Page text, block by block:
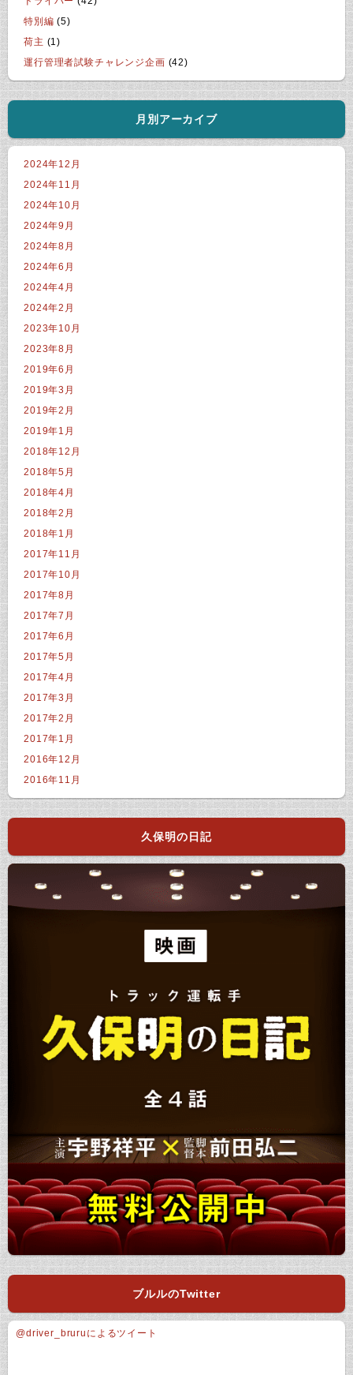
特別編 (5)
荷主 (1)
運行管理者試験チャレンジ企画 (42)
月別アーカイブ
2024年12月
2024年11月
2024年10月
2024年9月
2024年8月
2024年6月
2024年4月
2024年2月
2023年10月
2023年8月
2019年6月
2019年3月
2019年2月
2019年1月
2018年12月
2018年5月
2018年4月
2018年2月
2018年1月
2017年11月
2017年10月
2017年8月
2017年7月
2017年6月
2017年5月
2017年4月
2017年3月
2017年2月
2017年1月
2016年12月
2016年11月
久保明の日記
ブルルのTwitter
@driver_bruruによるツイート